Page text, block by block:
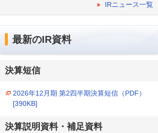
IRニュース一覧
最新のIR資料
決算短信
2026年12月期 第2四半期決算短信（PDF）
[390KB]
決算説明資料・補足資料